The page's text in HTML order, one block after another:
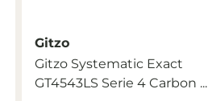
Gitzo
Gitzo Systematic Exact
GT4543LS Serie 4 Carbon ...